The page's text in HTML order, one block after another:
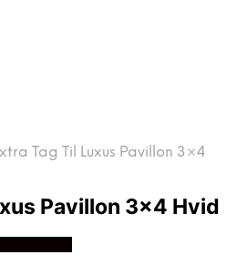
Tag Til Luxus Pavillon 3×4
Pavillon 3×4 Hvid